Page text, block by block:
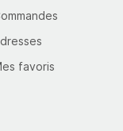
favoris